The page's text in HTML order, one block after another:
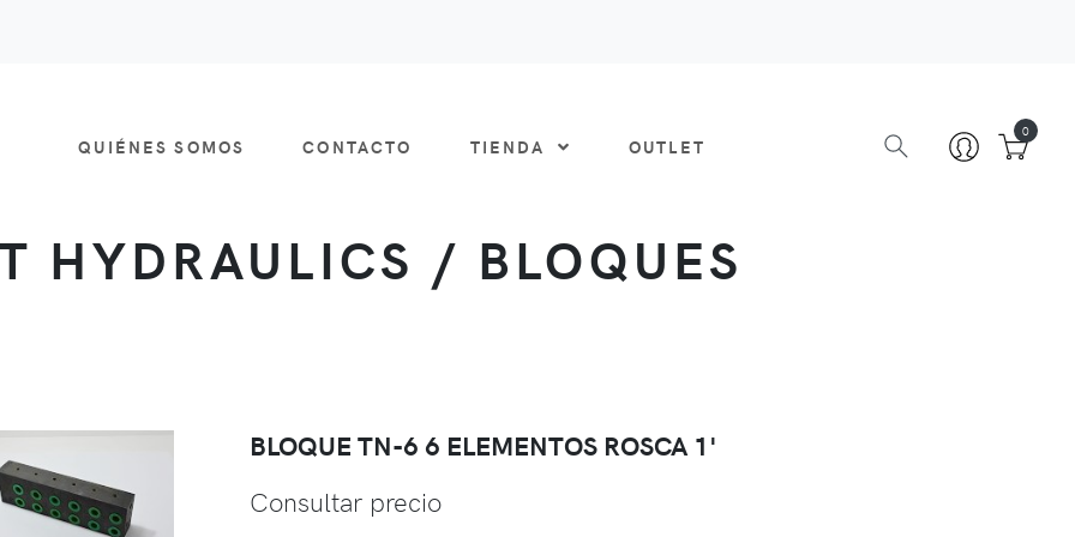
QUIÉNES SOMOS CONTACTO TIENDA OUTLET
0
HYDRAULICS / BLOQUES
BLOQUE TN-6 6 ELEMENTOS ROSCA 1'
Consultar precio